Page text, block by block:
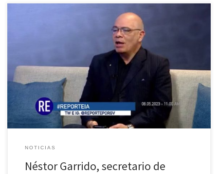
El periodista, escritor y profesor universitario Néstor Garrido,
secretario de Mejoramiento Profesional del Colegio Nacional de
Periodistas (CNP), brinda sus impresiones sobre el uso de la
denominada Inteligencia Artifical (IA) en el periodismo y las
comunicaciones en general. Parte 1 Parte 2 Parte 3
NOTICIAS
Néstor Garrido, secretario de